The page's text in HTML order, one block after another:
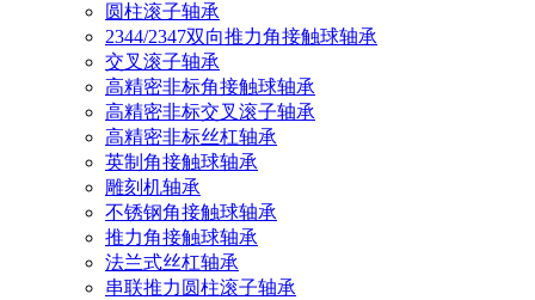
圆柱滚子轴承
2344/2347双向推力角接触球轴承
交叉滚子轴承
高精密非标角接触球轴承
高精密非标交叉滚子轴承
高精密非标丝杠轴承
英制角接触球轴承
雕刻机轴承
不锈钢角接触球轴承
推力角接触球轴承
法兰式丝杠轴承
串联推力圆柱滚子轴承